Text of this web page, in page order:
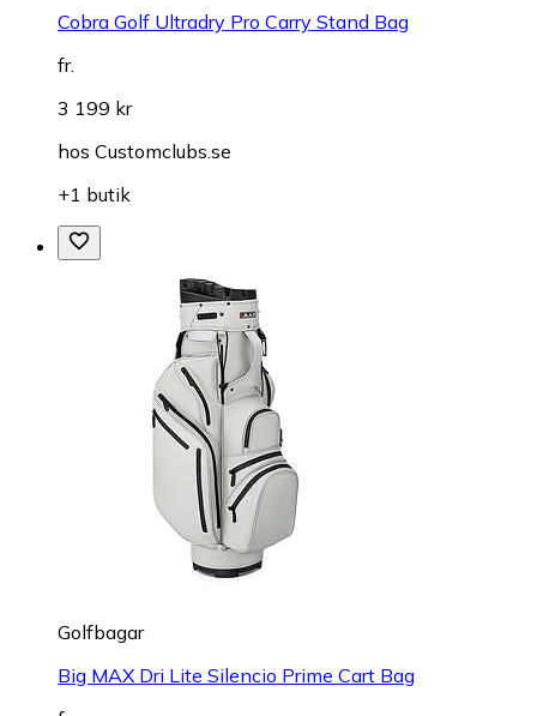
Cobra Golf Ultradry Pro Carry Stand Bag
fr.
3 199 kr
hos Customclubs.se
+1 butik
Golfbagar
Big MAX Dri Lite Silencio Prime Cart Bag